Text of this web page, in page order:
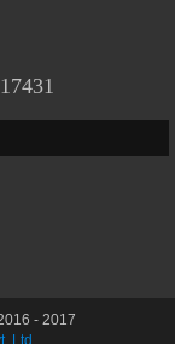
- 2017
Ltd.